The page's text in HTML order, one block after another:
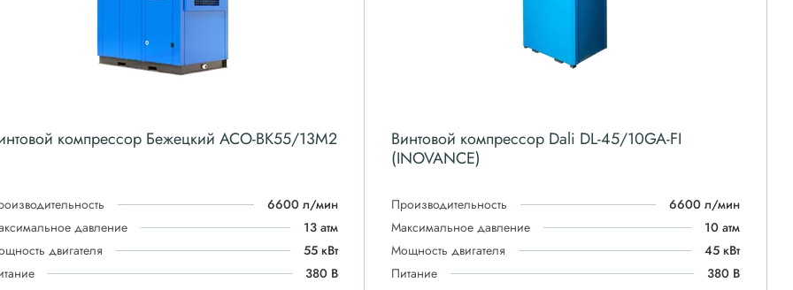
компрессор Бежецкий АСО-ВК55/13М2
6600 л/мин
давление
13 атм
двигателя
55 кВт
380 В
Винтовой компрессор Dali DL-45/10GA-FI
(INOVANCE)
Производительность
6600 л/мин
Максимальное давление
10 атм
Мощность двигателя
45 кВт
Питание
380 В